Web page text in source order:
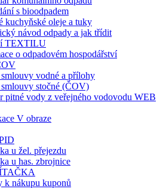
s bioodpadem
kuchyňské oleje a tuky
návod odpady a jak třídit
TEXTILU
o odpadovém hospodářství
vodné a přílohy
stočné (ČOV)
pitné vody z veřejného vodovodu WEB
V obraze
u žel. přejezdu
u has. zbrojnice
k nákupu kuponů